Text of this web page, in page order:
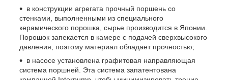
в конструкции агрегата прочный поршень со
стенками, выполненными из специального
керамического порошка, сырье производится в Японии.
Порошок запекается в камере с подачей сверхвысокого
давления, поэтому материал обладает прочностью;
в насосе установлена графитовая направляющая
система поршней. Эта система запатентована